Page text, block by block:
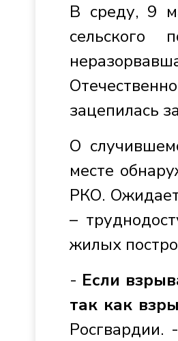
В среду, 9
сельского
зацепилась
О
месте
РКО.
–
жилых
- Если
так как
Росгвардии. -